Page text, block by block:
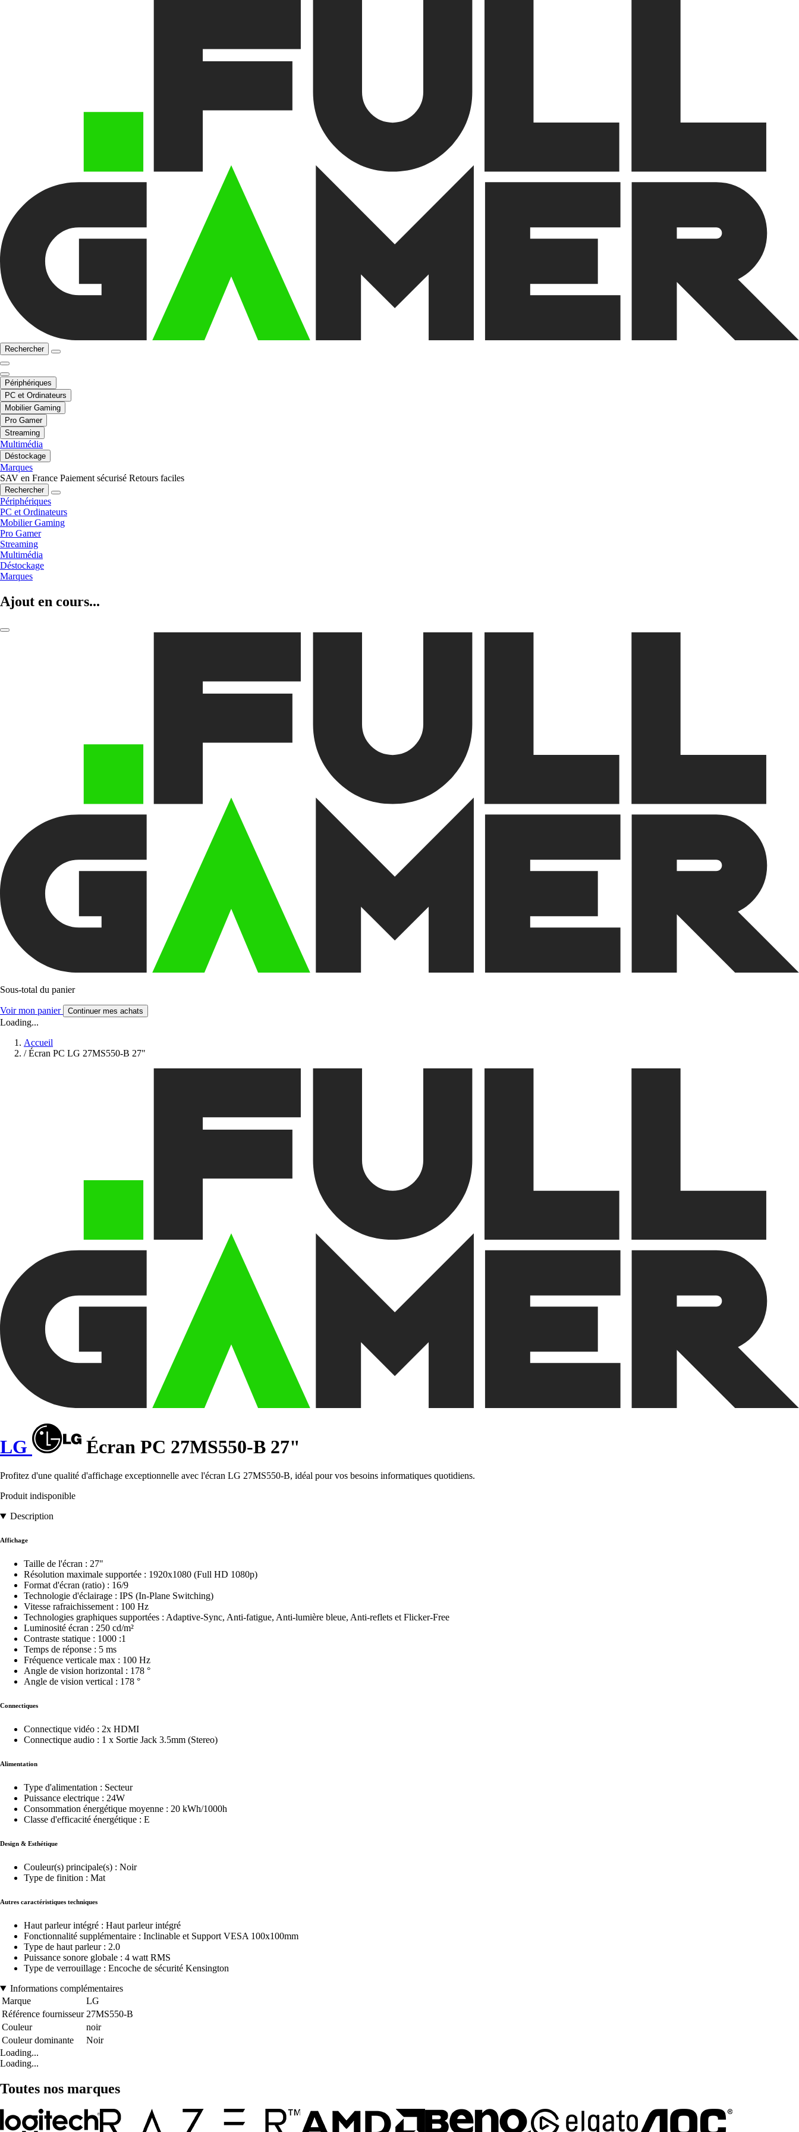
Rechercher
Périphériques
PC et Ordinateurs
Mobilier Gaming
Pro Gamer
Streaming
Multimédia
Déstockage
Marques
SAV en France Paiement sécurisé Retours faciles
Rechercher
Périphériques
PC et Ordinateurs
Mobilier Gaming
Pro Gamer
Streaming
Multimédia
Déstockage
Marques
Ajout en cours...
Sous-total du panier
Voir mon panier Continuer mes achats
Loading...
Accueil
/ Écran PC LG 27MS550-B 27"
LG Écran PC 27MS550-B 27"
Profitez d'une qualité d'affichage exceptionnelle avec l'écran LG 27MS550-B, idéal pour vos besoins informatiques quotidiens.
Produit indisponible
Description
Affichage
Taille de l'écran : 27"
Résolution maximale supportée : 1920x1080 (Full HD 1080p)
Format d'écran (ratio) : 16/9
Technologie d'éclairage : IPS (In-Plane Switching)
Vitesse rafraichissement : 100 Hz
Technologies graphiques supportées : Adaptive-Sync, Anti-fatigue, Anti-lumière bleue, Anti-reflets et Flicker-Free
Luminosité écran : 250 cd/m²
Contraste statique : 1000 :1
Temps de réponse : 5 ms
Fréquence verticale max : 100 Hz
Angle de vision horizontal : 178 °
Angle de vision vertical : 178 °
Connectiques
Connectique vidéo : 2x HDMI
Connectique audio : 1 x Sortie Jack 3.5mm (Stereo)
Alimentation
Type d'alimentation : Secteur
Puissance electrique : 24W
Consommation énergétique moyenne : 20 kWh/1000h
Classe d'efficacité énergétique : E
Design & Esthétique
Couleur(s) principale(s) : Noir
Type de finition : Mat
Autres caractéristiques techniques
Haut parleur intégré : Haut parleur intégré
Fonctionnalité supplémentaire : Inclinable et Support VESA 100x100mm
Type de haut parleur : 2.0
Puissance sonore globale : 4 watt RMS
Type de verrouillage : Encoche de sécurité Kensington
Informations complémentaires
Marque
LG
Référence fournisseur 27MS550-B
Couleur
noir
Couleur dominante
Noir
Loading...
Loading...
Toutes nos marques